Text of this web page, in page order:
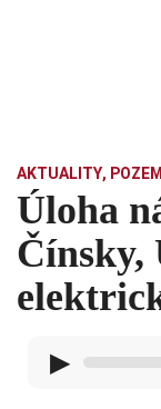
AKTUALITY,
Úloha
Čínsky,
▶